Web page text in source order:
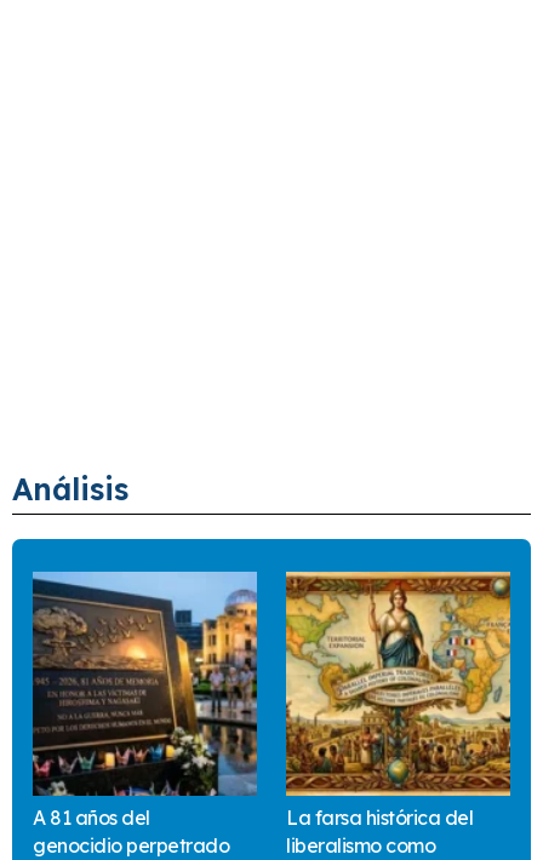
Análisis
A 81 años del
genocidio perpetrado
La farsa histórica del
liberalismo como